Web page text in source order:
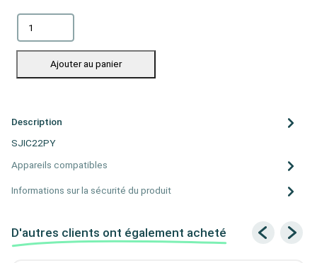
Ajouter au panier
Description
SJIC22PY
Appareils compatibles
Informations sur la sécurité du produit
D'autres clients ont également acheté